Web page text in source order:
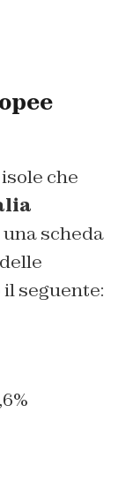
che
una scheda
seguente: